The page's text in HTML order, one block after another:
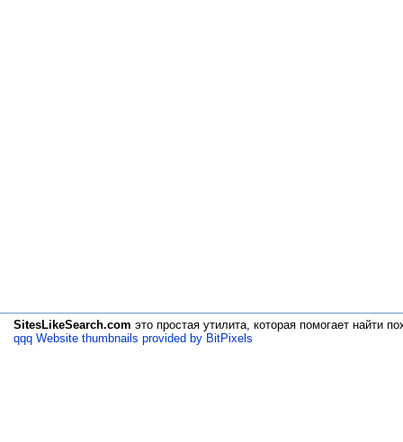
SitesLikeSearch.com это простая утилита, которая помогает найти
qqq Website thumbnails provided by BitPixels